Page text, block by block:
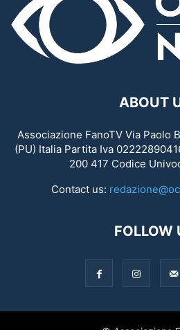
ABOUT
Associazione FanoTV Via Paolo
(PU) Italia Partita Iva
200 417 Codice
Contact us:
FOLLOW